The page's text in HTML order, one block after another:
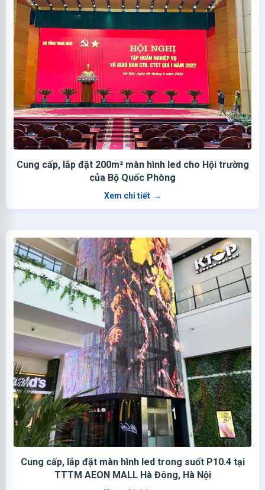
Cung cấp, lắp đặt 200m² màn hình led cho Hội trường
của Bộ Quốc Phòng
Xem chi tiết →
Cung cấp, lắp đặt màn hình led trong suốt P10.4 tại
TTTM AEON MALL Hà Đông, Hà Nội